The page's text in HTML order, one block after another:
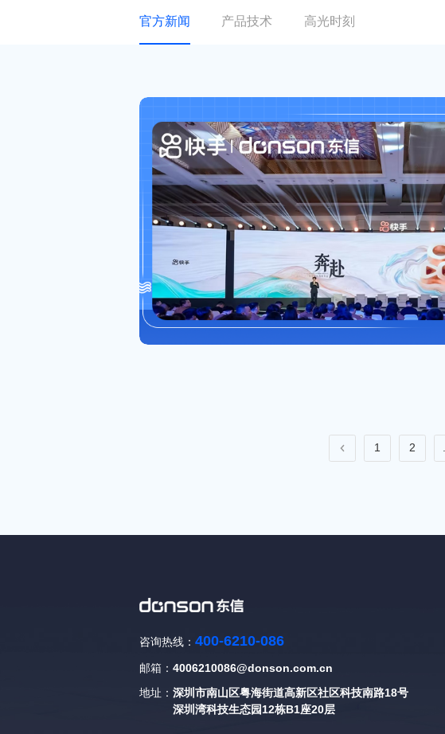
官方新闻 产品技术 高光时刻
1 2
咨询热线： 400-6210-086
邮箱： 4006210086@donson.com.cn
地址： 深圳市南山区粤海街道高新区社区科技南路18号
深圳湾科技生态园12栋B1座20层